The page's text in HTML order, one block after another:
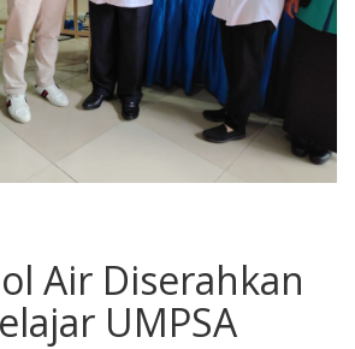
Air Diserahkan
UMPSA